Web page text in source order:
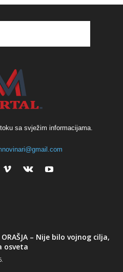
sa svježim informacijama.
ORAŠJA – Nije bilo vojnog cilja,
osveta